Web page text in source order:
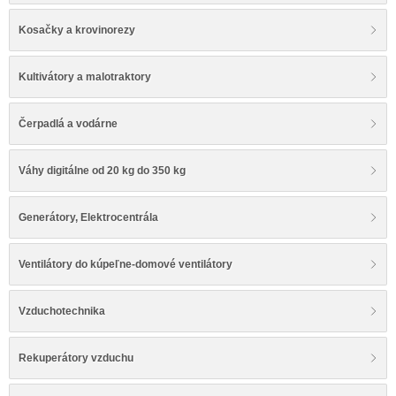
Kosačky a krovinorezy
Kultivátory a malotraktory
Čerpadlá a vodárne
Váhy digitálne od 20 kg do 350 kg
Generátory, Elektrocentrála
Ventilátory do kúpeľne-domové ventilátory
Vzduchotechnika
Rekuperátory vzduchu